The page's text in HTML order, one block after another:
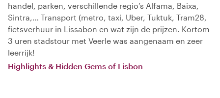
handel, parken, verschillende regio’s Alfama, Baixa,
Sintra,… Transport (metro, taxi, Uber, Tuktuk, Tram28,
fietsverhuur in Lissabon en wat zijn de prijzen. Kortom
3 uren stadstour met Veerle was aangenaam en zeer
leerrijk!
Highlights & Hidden Gems of Lisbon